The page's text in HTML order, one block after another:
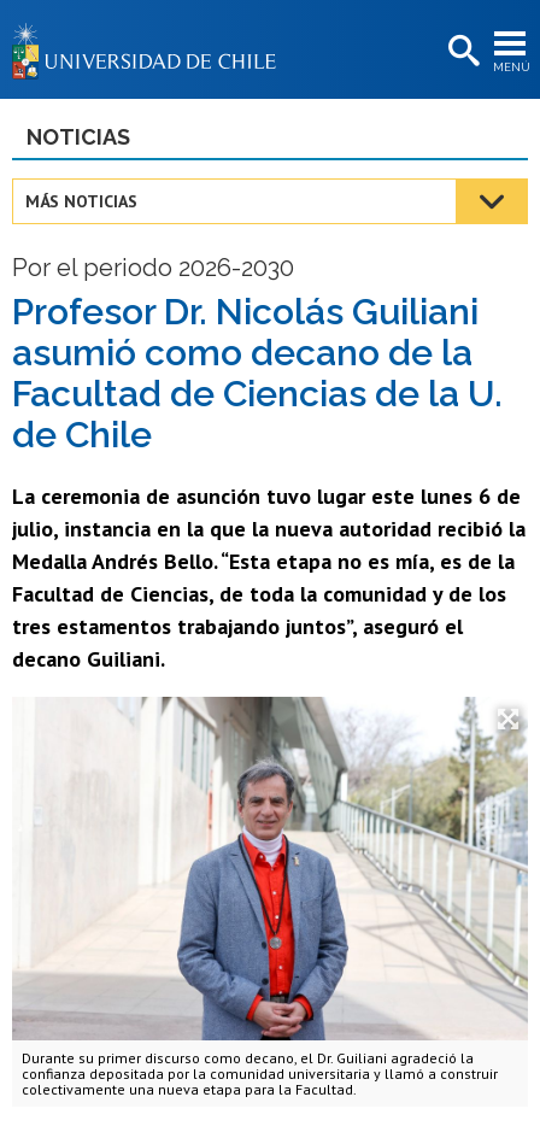
MENÚ
BIBLIOTECAS
Estudiantes
Académicas/os
Funcionarias/os
Egresadas/os
NOTICIAS
MÁS NOTICIAS
Por el periodo 2026-2030
Profesor Dr. Nicolás Guiliani
asumió como decano de la
Facultad de Ciencias de la U.
de Chile
La ceremonia de asunción tuvo lugar este lunes 6 de
julio, instancia en la que la nueva autoridad recibió la
Medalla Andrés Bello. “Esta etapa no es mía, es de la
Facultad de Ciencias, de toda la comunidad y de los
tres estamentos trabajando juntos”, aseguró el
decano Guiliani.
Durante su primer discurso como decano, el Dr. Guiliani agradeció la
confianza depositada por la comunidad universitaria y llamó a construir
colectivamente una nueva etapa para la Facultad.